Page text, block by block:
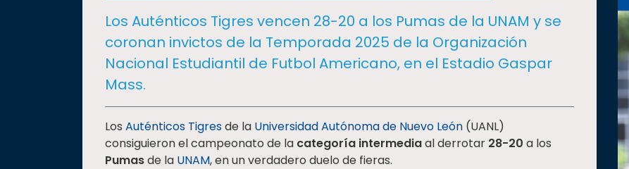
Los Auténticos Tigres vencen 28-20 a los Pumas de la UNAM y se
coronan invictos de la Temporada 2025 de la Organización
Nacional Estudiantil de Futbol Americano, en el Estadio Gaspar
Mass.
Los Auténticos Tigresde la Universidad Autónoma de Nuevo León (UANL)
consiguieron el campeonato de la categoría intermediaal derrotar 28-20 a los
Pumasde la UNAM, en un verdadero duelo de fieras.